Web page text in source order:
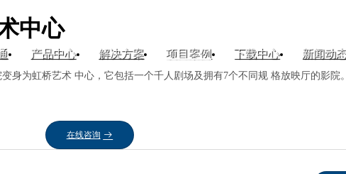
产品中心 解决方案 项目案例 下载中心 新闻动
中心
身为虹桥艺术 中心，它包括一个千人剧场及拥有7个不同规 格放映厅的影
在线咨询